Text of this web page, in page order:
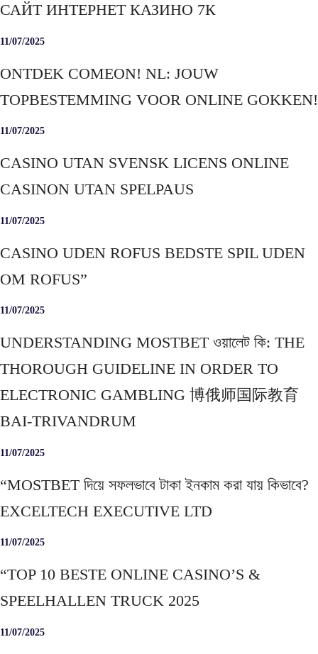
САЙТ ИНТЕРНЕТ КАЗИНО 7К
11/07/2025
ONTDEK COMEON! NL: JOUW
TOPBESTEMMING VOOR ONLINE GOKKEN!
11/07/2025
CASINO UTAN SVENSK LICENS ONLINE
CASINON UTAN SPELPAUS
11/07/2025
CASINO UDEN ROFUS BEDSTE SPIL UDEN
OM ROFUS”
11/07/2025
UNDERSTANDING MOSTBET ওয়ালেট কি: THE
THOROUGH GUIDELINE IN ORDER TO
ELECTRONIC GAMBLING 博俄师国际教育
BAI-TRIVANDRUM
11/07/2025
“MOSTBET দিয়ে সফলভাবে টাকা ইনকাম করা যায় কিভাবে?
EXCELTECH EXECUTIVE LTD
11/07/2025
“TOP 10 BESTE ONLINE CASINO’S &
SPEELHALLEN TRUCK 2025
11/07/2025